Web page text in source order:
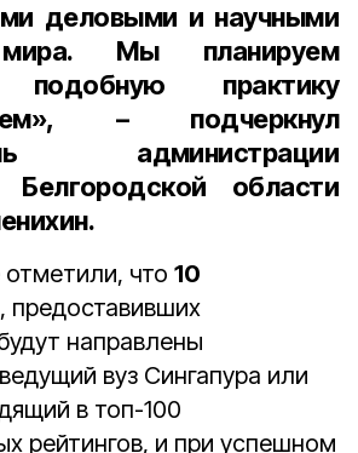
деловыми и научными
Мы планируем
подобную практику
– подчеркнул
администрации
Белгородской области
.
что 10
, предоставивших
направлены
вуз Сингапура или
в топ-100
рейтингов, и при успешном